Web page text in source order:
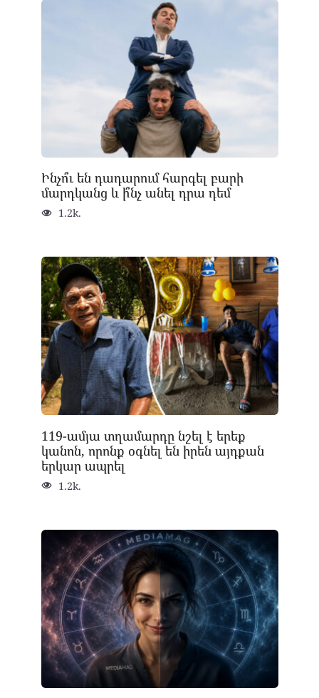
Ինչո՞ւ են դադարում հարգել բարի
մարդկանց և ի՞նչ անել դրա դեմ
1.2k.
119-ամյա տղամարդը նշել է երեք
կանոն, որոնք օգնել են իրեն այդքան
երկար ապրել
1.2k.